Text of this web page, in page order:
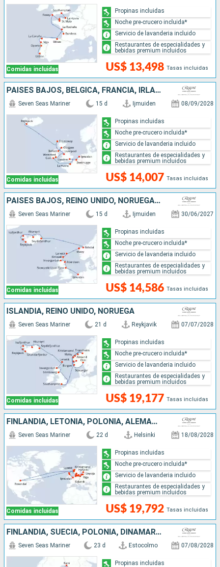
Comidas incluidas US$ 13,498 Tasas incluidas
Propinas incluidas
Noche pre-crucero incluida*
Servicio de lavanderia incluido
Restaurantes de especialidades y
bebidas premium incluidos
PAISES BAJOS, BÉLGICA, FRANCIA, IRLANDA, REINO UNIDO, ISLANDIA
Comidas incluidas
Seven Seas Mariner 15 d Ijmuiden 08/09/2028
US$ 14,007 Tasas incluidas
Propinas incluidas
Noche pre-crucero incluida*
Servicio de lavanderia incluido
Restaurantes de especialidades y
bebidas premium incluidos
PAISES BAJOS, REINO UNIDO, NORUEGA, ISLANDIA
Comidas incluidas
Seven Seas Mariner 15 d Ijmuiden 30/06/2027
US$ 14,586 Tasas incluidas
Propinas incluidas
Noche pre-crucero incluida*
Servicio de lavanderia incluido
Restaurantes de especialidades y
bebidas premium incluidos
ISLANDIA, REINO UNIDO, NORUEGA
Comidas incluidas
Seven Seas Mariner 21 d Reykjavik 07/07/2028
US$ 19,177 Tasas incluidas
Propinas incluidas
Noche pre-crucero incluida*
Servicio de lavanderia incluido
Restaurantes de especialidades y
bebidas premium incluidos
FINLANDIA, LETONIA, POLONIA, ALEMANIA, DINAMARCA, SUECIA, NORUEGA, REINO UNIDO, PAISES BAJOS
Comidas incluidas
Seven Seas Mariner 22 d Helsinki 18/08/2028
US$ 19,792 Tasas incluidas
Propinas incluidas
Noche pre-crucero incluida*
Servicio de lavanderia incluido
Restaurantes de especialidades y
bebidas premium incluidos
FINLANDIA, SUECIA, POLONIA, DINAMARCA, ALEMANIA, ESTONIA, LETONIA
Seven Seas Mariner 23 d Estocolmo 07/08/2028
Propinas incluidas